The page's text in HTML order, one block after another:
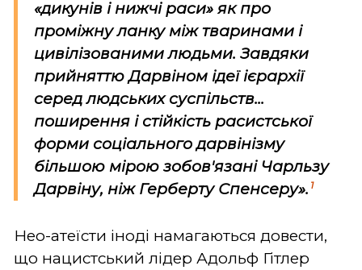
«дикунів і нижчі раси» як про
проміжну ланку між тваринами і
цивілізованими людьми. Завдяки
прийняттю Дарвіном ідеї ієрархії
серед людських суспільств...
поширення і стійкість расистської
форми соціального дарвінізму
більшою мірою зобов'язані Чарльзу
Дарвіну, ніж Герберту Спенсеру». 1
Нео-атеїсти іноді намагаються довести,
що нацистський лідер Адольф Гітлер